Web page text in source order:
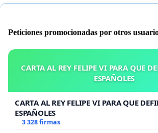
Peticiones promocionadas por otros
CARTA AL REY FELIPE VI PARA QUE
ESPAÑOLES
CARTA AL REY FELIPE VI PARA QUE
ESPAÑOLES
3 328 firmas